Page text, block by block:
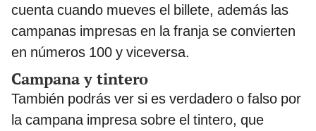
cuenta cuando mueves el billete, además las
campanas impresas en la franja se convierten
en números 100 y viceversa.
Campana y tintero
También podrás ver si es verdadero o falso por
la campana impresa sobre el tintero, que